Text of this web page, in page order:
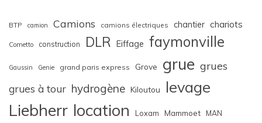
BTP camion Camions camions électriques chantier chariots
Cometto construction DLR Eiffage faymonville
Gaussin Genie grand paris express Grove grue grues
grues à tour hydrogène Kiloutou levage
Liebherr location Loxam Mammoet MAN